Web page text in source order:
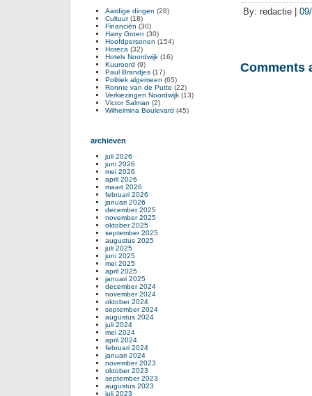
By: redactie |
Comments
Aardige dingen (28)
Cultuur(18)
Financiën (30)
Harry Groen (30)
Hoofdpersonen (154)
Horeca (32)
Hotels Noordwijk (16)
Kuuroord (9)
Paul Brandjes (17)
Politiek algemeen (65)
Ronnie van de Putte (22)
Verkiezingen Noordwijk (13)
Victor Salman (2)
Wilhelmina Boulevard (45)
archieven
juli 2026
juni 2026
mei 2026
april 2026
maart 2026
februari 2026
januari 2026
december 2025
november 2025
oktober 2025
september 2025
augustus 2025
juli 2025
juni 2025
mei 2025
april 2025
januari 2025
december 2024
november 2024
oktober 2024
september 2024
augustus 2024
juli 2024
mei 2024
april 2024
februari 2024
januari 2024
november 2023
oktober 2023
september 2023
augustus 2023
juli 2023